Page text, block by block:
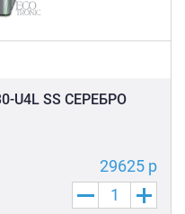
U4L SS СЕРЕБРО
29625 р